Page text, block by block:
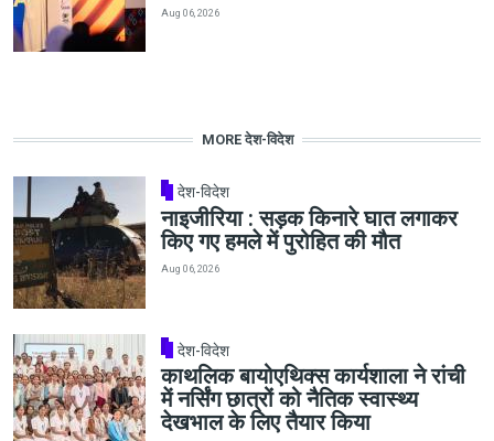
Aug 06, 2026
MORE देश-विदेश
देश-विदेश
नाइजीरिया : सड़क किनारे घात लगाकर
किए गए हमले में पुरोहित की मौत
Aug 06, 2026
देश-विदेश
काथलिक बायोएथिक्स कार्यशाला ने रांची
में नर्सिंग छात्रों को नैतिक स्वास्थ्य
देखभाल के लिए तैयार किया